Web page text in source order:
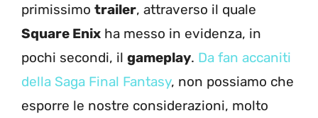
primissimo trailer, attraverso il quale
Square Enix ha messo in evidenza, in
pochi secondi, il gameplay. Da fan accaniti
della Saga Final Fantasy, non possiamo che
esporre le nostre considerazioni, molto